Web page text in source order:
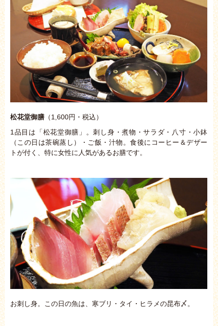
松花堂御膳 （1,600円・税込）
1品目は「松花堂御膳」。刺し身・煮物・サラダ・八寸・小鉢
（この日は茶碗蒸し）・ご飯・汁物。食後にコーヒー＆デザー
トが付く、特に女性に人気があるお膳です。
お刺し身。この日の魚は、寒ブリ・タイ・ヒラメの昆布〆。